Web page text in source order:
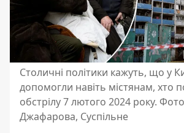
Столичні політики кажуть, що у
допомогли навіть містянам, хто
обстрілу 7 лютого 2024 року.
Джафарова, Суспільне